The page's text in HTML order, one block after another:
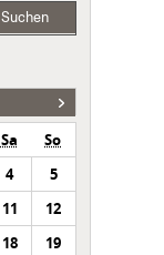
Suchen
Sa
So
4
5
11
12
18
19